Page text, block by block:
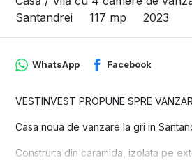
Santandrei
117 mp 2023
WhatsApp Facebook
VESTINVEST PROPUNE SPRE
Casa noua de vanzare la gri in
Construita din caramida, izolata pe